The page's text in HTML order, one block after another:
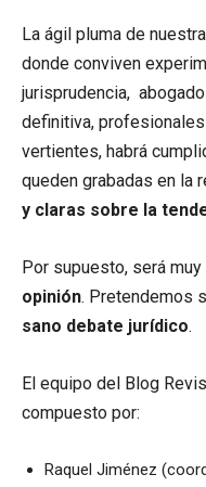
La ágil pluma de nuestra
donde conviven
jurisprudencia,
definitiva,
vertientes, habrá
queden grabadas en la
y claras sobre la
Por supuesto, será
opinión. Pretendemos
sano debate jurídico.
El equipo del Blog
compuesto por:
Raquel Jiménez